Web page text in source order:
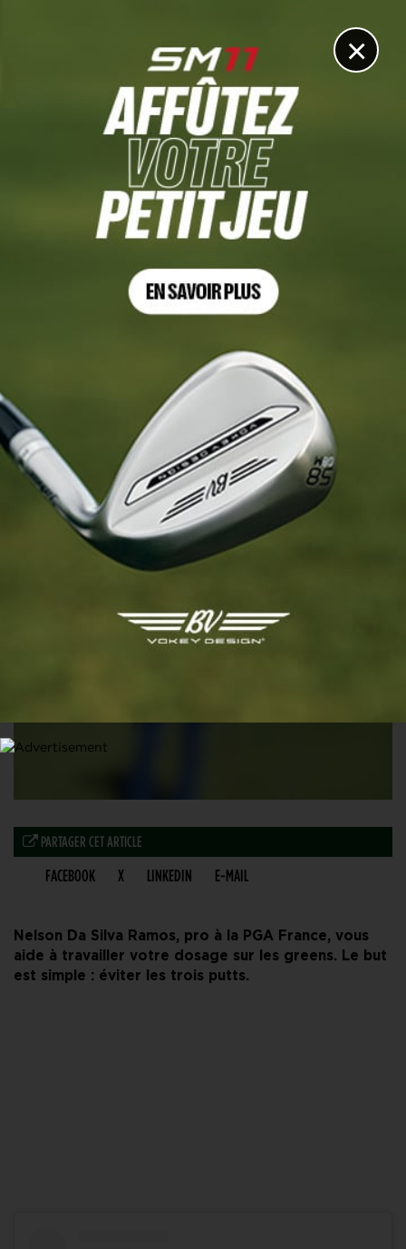
×
TECHNIQUE
En finir avec les 3-putts ! Améliorer votre dosage au
putting avec les Tips de Nelson
27 MARS 2025
PARTAGER CET ARTICLE
FACEBOOK X LINKEDIN E-MAIL
Nelson Da Silva Ramos, pro à la PGA France, vous
aide à travailler votre dosage sur les greens. Le but
est simple : éviter les trois putts.